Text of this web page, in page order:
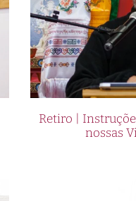
Retiro |
nossas